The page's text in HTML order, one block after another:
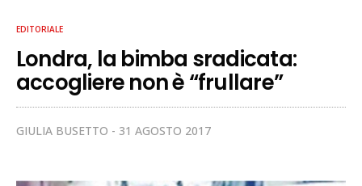
EDITORIALE
Londra, la bimba sradicata:
accogliere non è “frullare”
GIULIA BUSETTO 31 AGOSTO 2017